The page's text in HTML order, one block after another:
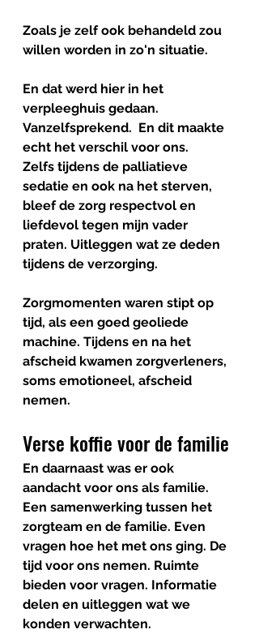
Zoals je zelf ook behandeld zou
willen worden in zo'n situatie.
En dat werd hier in het
verpleeghuis gedaan.
Vanzelfsprekend.  En dit maakte
echt het verschil voor ons.
Zelfs tijdens de palliatieve
sedatie en ook na het sterven,
bleef de zorg respectvol en
liefdevol tegen mijn vader
praten. Uitleggen wat ze deden
tijdens de verzorging.
Zorgmomenten waren stipt op
tijd, als een goed geoliede
machine. Tijdens en na het
afscheid kwamen zorgverleners,
soms emotioneel, afscheid
nemen.
Verse koffie voor de familie
En daarnaast was er ook
aandacht voor ons als familie.
Een samenwerking tussen het
zorgteam en de familie. Even
vragen hoe het met ons ging. De
tijd voor ons nemen. Ruimte
bieden voor vragen. Informatie
delen en uitleggen wat we
konden verwachten.